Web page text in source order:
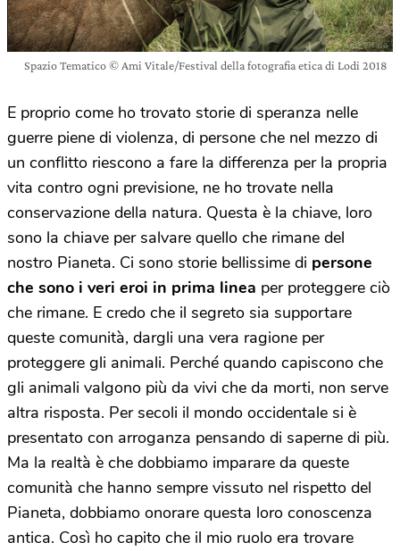
Spazio Tematico © Ami Vitale/Festival della fotografia etica di Lodi 2018
E proprio come ho trovato storie di speranza nelle
guerre piene di violenza, di persone che nel mezzo di
un conflitto riescono a fare la differenza per la propria
vita contro ogni previsione, ne ho trovate nella
conservazione della natura. Questa è la chiave, loro
sono la chiave per salvare quello che rimane del
nostro Pianeta. Ci sono storie bellissime di persone
che sono i veri eroi in prima linea per proteggere ciò
che rimane. E credo che il segreto sia supportare
queste comunità, dargli una vera ragione per
proteggere gli animali. Perché quando capiscono che
gli animali valgono più da vivi che da morti, non serve
altra risposta. Per secoli il mondo occidentale si è
presentato con arroganza pensando di saperne di più.
Ma la realtà è che dobbiamo imparare da queste
comunità che hanno sempre vissuto nel rispetto del
Pianeta, dobbiamo onorare questa loro conoscenza
antica. Così ho capito che il mio ruolo era trovare